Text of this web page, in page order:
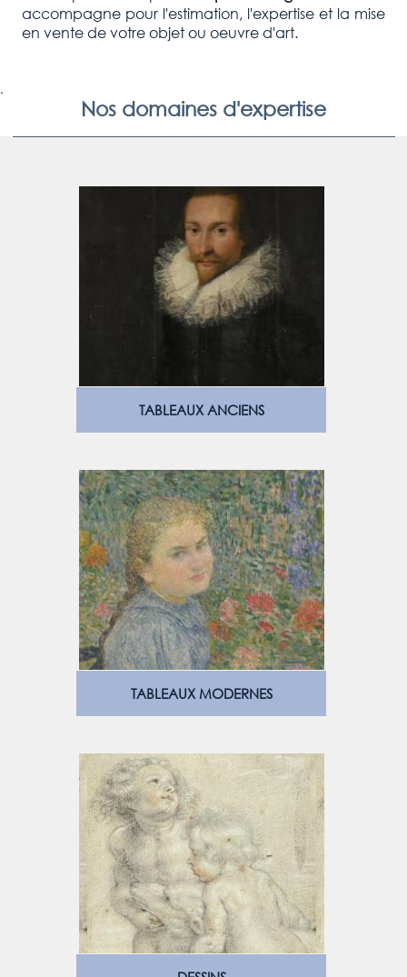
accompagne pour l'estimation, l'expertise et la mise
en vente de votre objet ou oeuvre d'art.
.
Nos domaines d'expertise
TABLEAUX ANCIENS
TABLEAUX MODERNES